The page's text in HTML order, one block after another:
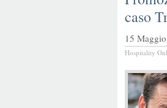
caso
15
Hospitality